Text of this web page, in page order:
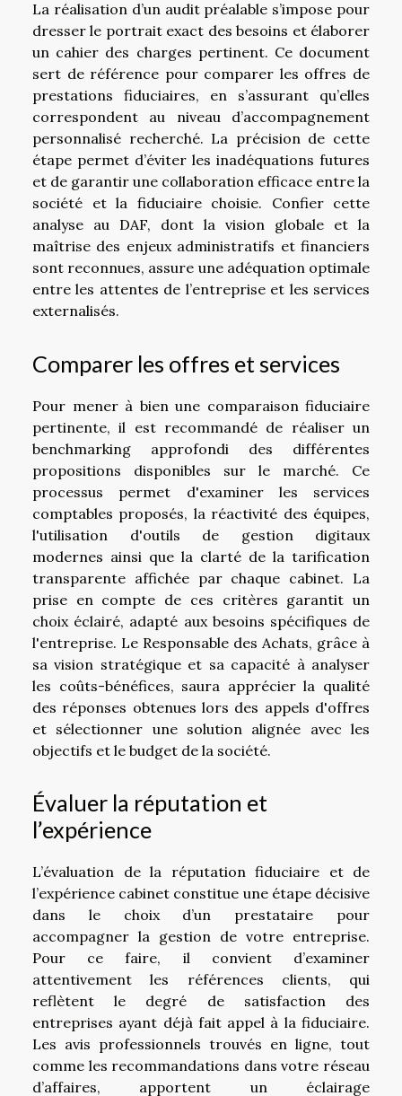
La réalisation d’un audit préalable s’impose pour
dresser le portrait exact des besoins et élaborer
un cahier des charges pertinent. Ce document
sert de référence pour comparer les offres de
prestations fiduciaires, en s’assurant qu’elles
correspondent au niveau d’accompagnement
personnalisé recherché. La précision de cette
étape permet d’éviter les inadéquations futures
et de garantir une collaboration efficace entre la
société et la fiduciaire choisie. Confier cette
analyse au DAF, dont la vision globale et la
maîtrise des enjeux administratifs et financiers
sont reconnues, assure une adéquation optimale
entre les attentes de l’entreprise et les services
externalisés.
Comparer les offres et services
Pour mener à bien une comparaison fiduciaire
pertinente, il est recommandé de réaliser un
benchmarking approfondi des différentes
propositions disponibles sur le marché. Ce
processus permet d'examiner les services
comptables proposés, la réactivité des équipes,
l'utilisation d'outils de gestion digitaux
modernes ainsi que la clarté de la tarification
transparente affichée par chaque cabinet. La
prise en compte de ces critères garantit un
choix éclairé, adapté aux besoins spécifiques de
l'entreprise. Le Responsable des Achats, grâce à
sa vision stratégique et sa capacité à analyser
les coûts-bénéfices, saura apprécier la qualité
des réponses obtenues lors des appels d'offres
et sélectionner une solution alignée avec les
objectifs et le budget de la société.
Évaluer la réputation et
l’expérience
L’évaluation de la réputation fiduciaire et de
l’expérience cabinet constitue une étape décisive
dans le choix d’un prestataire pour
accompagner la gestion de votre entreprise.
Pour ce faire, il convient d’examiner
attentivement les références clients, qui
reflètent le degré de satisfaction des
entreprises ayant déjà fait appel à la fiduciaire.
Les avis professionnels trouvés en ligne, tout
comme les recommandations dans votre réseau
d’affaires, apportent un éclairage